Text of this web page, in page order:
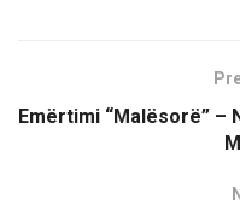
Emërtimi “Malësorë” –